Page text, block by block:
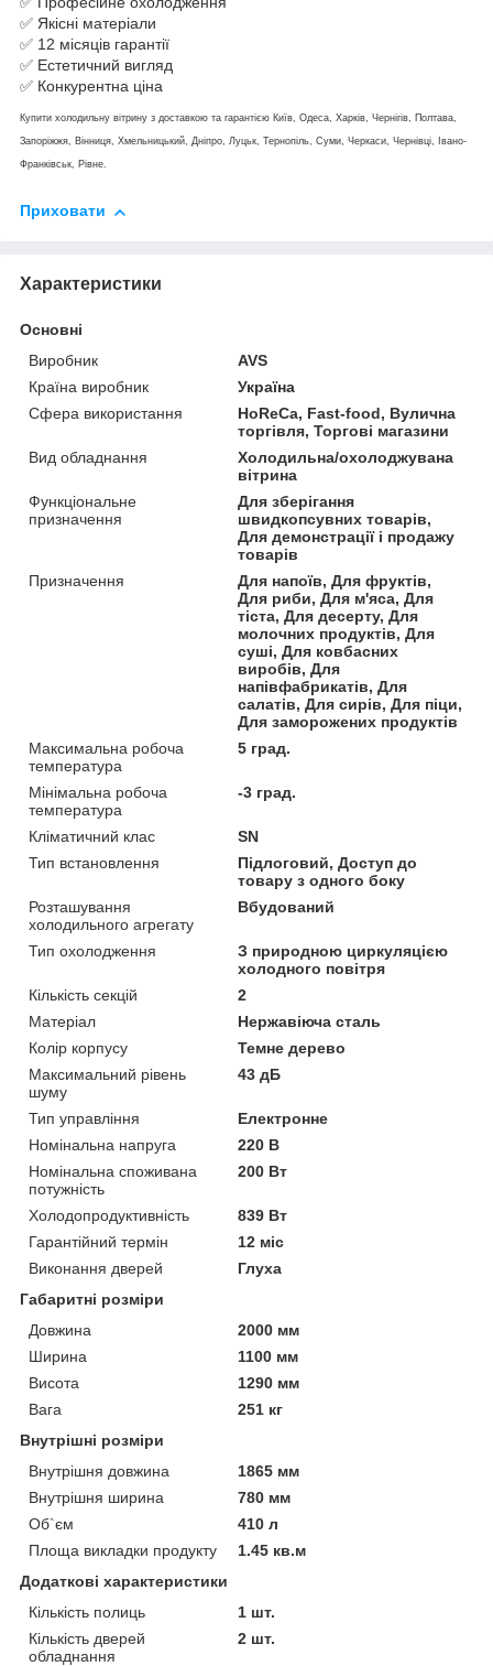
✅ Якісні матеріали
✅ 12 місяців гарантії
✅ Естетичний вигляд
✅ Конкурентна ціна
Купити холодильну вітрину з доставкою та гарантією Київ, Одеса, Харків, Чернігів, Полтава,
Запоріжжя, Вінниця, Хмельницький, Дніпро, Луцьк, Тернопіль, Суми, Черкаси, Чернівці, Івано-
Франківськ, Рівне.
Приховати
Характеристики
Основні
Виробник
AVS
Країна виробник
Україна
Сфера використання
HoReCa, Fast-food, Вулична
торгівля, Торгові магазини
Вид обладнання
Холодильна/охолоджувана
вітрина
Функціональне
призначення
Для зберігання
швидкопсувних товарів,
Для демонстрації і продажу
товарів
Призначення
Для напоїв, Для фруктів,
Для риби, Для м'яса, Для
тіста, Для десерту, Для
молочних продуктів, Для
суші, Для ковбасних
виробів, Для
напівфабрикатів, Для
салатів, Для сирів, Для піци,
Для заморожених продуктів
Максимальна робоча
температура
5 град.
Мінімальна робоча
температура
-3 град.
Кліматичний клас
SN
Тип встановлення
Підлоговий, Доступ до
товару з одного боку
Розташування
холодильного агрегату
Вбудований
Тип охолодження
З природною циркуляцією
холодного повітря
Кількість секцій
2
Матеріал
Нержавіюча сталь
Колір корпусу
Темне дерево
Максимальний рівень
шуму
43 дБ
Тип управління
Електронне
Номінальна напруга
220 В
Номінальна споживана
потужність
200 Вт
Холодопродуктивність
839 Вт
Гарантійний термін
12 міс
Виконання дверей
Глуха
Габаритні розміри
Довжина
2000 мм
Ширина
1100 мм
Висота
1290 мм
Вага
251 кг
Внутрішні розміри
Внутрішня довжина
1865 мм
Внутрішня ширина
780 мм
Об`єм
410 л
Площа викладки продукту
1.45 кв.м
Додаткові характеристики
Кількість полиць
1 шт.
Кількість дверей
обладнання
2 шт.